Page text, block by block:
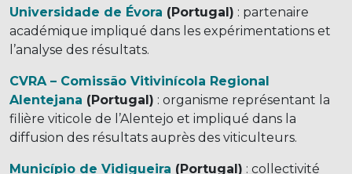
Universidade de Évora (Portugal) : partenaire
académique impliqué dans les expérimentations et
l’analyse des résultats.
CVRA – Comissão Vitivinícola Regional
Alentejana (Portugal) : organisme représentant la
filière viticole de l’Alentejo et impliqué dans la
diffusion des résultats auprès des viticulteurs.
Município de Vidigueira (Portugal) : collectivité